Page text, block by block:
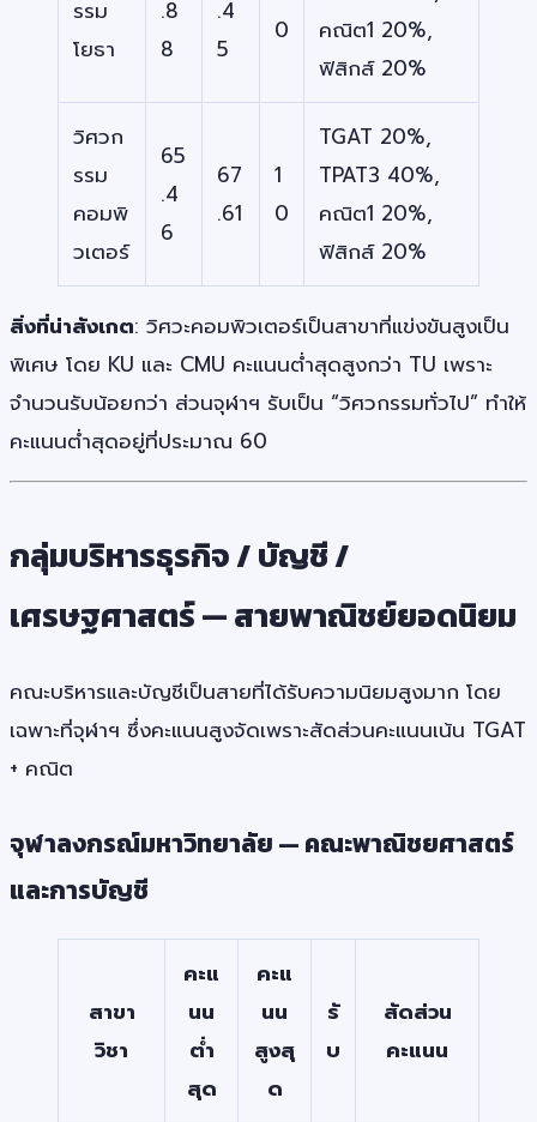
รรม
โยธา
.8
8
.4
5
0
คณิต1 20%,
ฟิสิกส์ 20%
วิศวก
รรม
คอมพิ
วเตอร์
65
.4
6
67
.61
1
0
TGAT 20%,
TPAT3 40%,
คณิต1 20%,
ฟิสิกส์ 20%
สิ่งที่น่าสังเกต: วิศวะคอมพิวเตอร์เป็นสาขาที่แข่งขันสูงเป็น
พิเศษ โดย KU และ CMU คะแนนต่ำสุดสูงกว่า TU เพราะ
จำนวนรับน้อยกว่า ส่วนจุฬาฯ รับเป็น “วิศวกรรมทั่วไป” ทำให้
คะแนนต่ำสุดอยู่ที่ประมาณ 60
กลุ่มบริหารธุรกิจ / บัญชี /
เศรษฐศาสตร์ — สายพาณิชย์ยอดนิยม
คณะบริหารและบัญชีเป็นสายที่ได้รับความนิยมสูงมาก โดย
เฉพาะที่จุฬาฯ ซึ่งคะแนนสูงจัดเพราะสัดส่วนคะแนนเน้น TGAT
+ คณิต
จุฬาลงกรณ์มหาวิทยาลัย — คณะพาณิชยศาสตร์
และการบัญชี
สาขา
วิชา
คะแ
นน
ต่ำ
สุด
คะแ
นน
สูงสุ
ด
รั
บ
สัดส่วน
คะแนน